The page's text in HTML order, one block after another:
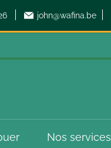
john@wafina.be
Nos services